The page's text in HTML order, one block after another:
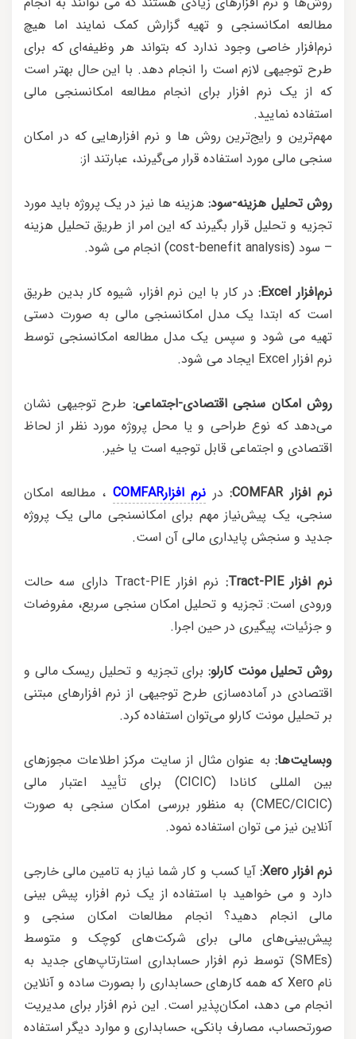
مطالعه امکانسنجی و تهیه گزارش کمک نمایند اما هیچ
نرم‌افزار خاصی وجود ندارد که بتواند هر وظیفه‌ای که برای
طرح توجیهی لازم است را انجام دهد. با این حال بهتر است
که از یک نرم افزار برای انجام مطالعه امکانسنجی مالی
استفاده نمایید.
مهم‌ترین و رایج‌ترین روش ها و نرم افزارهایی که در امکان
سنجی مالی مورد استفاده قرار می‌گیرند، عبارتند از:
روش تحلیل هزینه-سود:هزینه ها نیز در یک پروژه باید مورد
تجزیه و تحلیل قرار بگیرند که این امر از طریق تحلیل هزینه
– سود (cost-benefit analysis) انجام می شود.
نرم‌افزار Excel:
در کار با این نرم افزار، شیوه کار بدین طریق
است که ابتدا یک مدل امکانسنجی مالی به صورت دستی
تهیه می شود و سپس یک مدل مطالعه امکانسنجی توسط
نرم افزار Excel ایجاد می شود.
روش امکان سنجی اقتصادی-اجتماعی: طرح توجیهی نشان
می‌دهد که نوع طراحی و یا محل پروژه مورد نظر از لحاظ
اقتصادی و اجتماعی قابل توجیه است یا خیر.
نرم افزار COMFAR: در نرم افزارCOMFAR
، مطالعه امکان
سنجی، یک پیش‌نیاز مهم برای امکانسنجی مالی یک پروژه
جدید و سنجش پایداری مالی آن است.
نرم افزار Tract-PIE:
نرم افزار Tract-PIE دارای سه حالت
ورودی است: تجزیه و تحلیل امکان سنجی سریع، مفروضات
و جزئیات، پیگیری در حین اجرا.
روش تحلیل مونت کارلو: برای تجزیه و تحلیل ریسک مالی و
اقتصادی در آماده‌سازی طرح توجیهی از نرم افزارهای مبتنی
بر تحلیل مونت کارلو می‌توان استفاده کرد.
وبسایت‌ها: به عنوان مثال از سایت مرکز اطلاعات مجوزهای
بین المللی کانادا (CICIC) برای تأیید اعتبار مالی
(CMEC/CICIC) به منظور بررسی امکان سنجی به صورت
آنلاین نیز می توان استفاده نمود.
نرم افزار Xero:
آیا کسب و کار شما نیاز به تامین مالی خارجی
دارد و می خواهید با استفاده از یک نرم افزار، پیش بینی
مالی انجام دهید؟ انجام مطالعات امکان سنجی و
پیش‌بینی‌های مالی برای شرکت‌های کوچک و متوسط
(SMEs) توسط نرم افزار حسابداری استارتاپ‌های جدید به
نام Xero که همه کارهای حسابداری را بصورت ساده و آنلاین
انجام می دهد، امکان‌پذیر است. این نرم افزار برای مدیریت
صورتحساب، مصارف بانکی، حسابداری و موارد دیگر استفاده